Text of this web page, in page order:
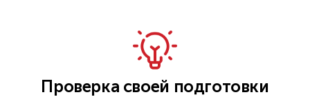
Проверка своей подготовки